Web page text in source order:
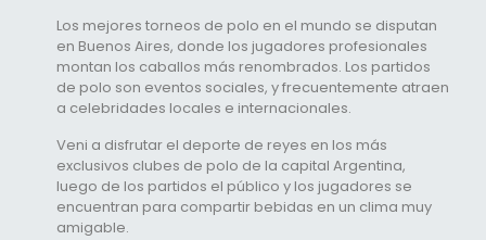
Los mejores torneos de polo en el mundo se disputan
en Buenos Aires, donde los jugadores profesionales
montan los caballos más renombrados. Los partidos
de polo son eventos sociales, y frecuentemente atraen
a celebridades locales e internacionales.
Veni a disfrutar el deporte de reyes en los más
exclusivos clubes de polo de la capital Argentina,
luego de los partidos el público y los jugadores se
encuentran para compartir bebidas en un clima muy
amigable.